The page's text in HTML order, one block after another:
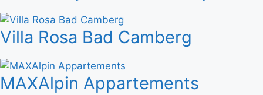
Villa Rosa Bad Camberg
MAXAlpin Appartements